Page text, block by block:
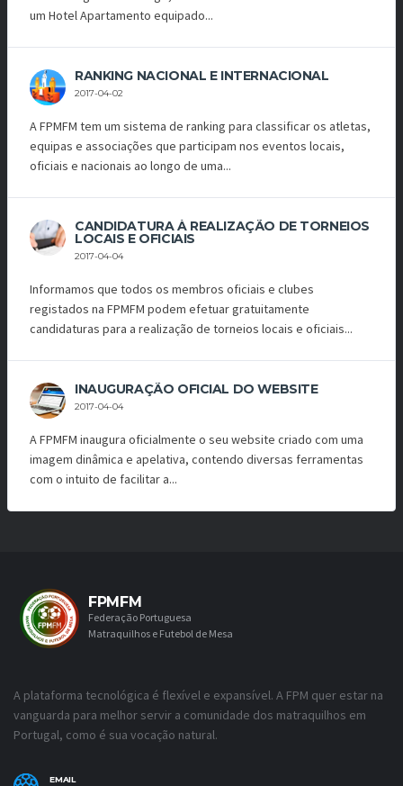
um Hotel Apartamento equipado...
RANKING NACIONAL E INTERNACIONAL
2017-04-02
A FPMFM tem um sistema de ranking para classificar os atletas,
equipas e associações que participam nos eventos locais,
oficiais e nacionais ao longo de uma...
CANDIDATURA À REALIZAÇÃO DE TORNEIOS
LOCAIS E OFICIAIS
2017-04-04
Informamos que todos os membros oficiais e clubes
registados na FPMFM podem efetuar gratuitamente
candidaturas para a realização de torneios locais e oficiais...
INAUGURAÇÃO OFICIAL DO WEBSITE
2017-04-04
A FPMFM inaugura oficialmente o seu website criado com uma
imagem dinâmica e apelativa, contendo diversas ferramentas
com o intuito de facilitar a...
FPMFM
Federação Portuguesa
Matraquilhos e Futebol de Mesa
A plataforma tecnológica é flexível e expansível. A FPM quer estar na
vanguarda para melhor servir a comunidade dos matraquilhos em
Portugal, como é sua vocação natural.
EMAIL